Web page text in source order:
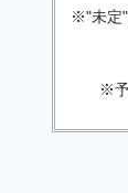
※"未定"
※